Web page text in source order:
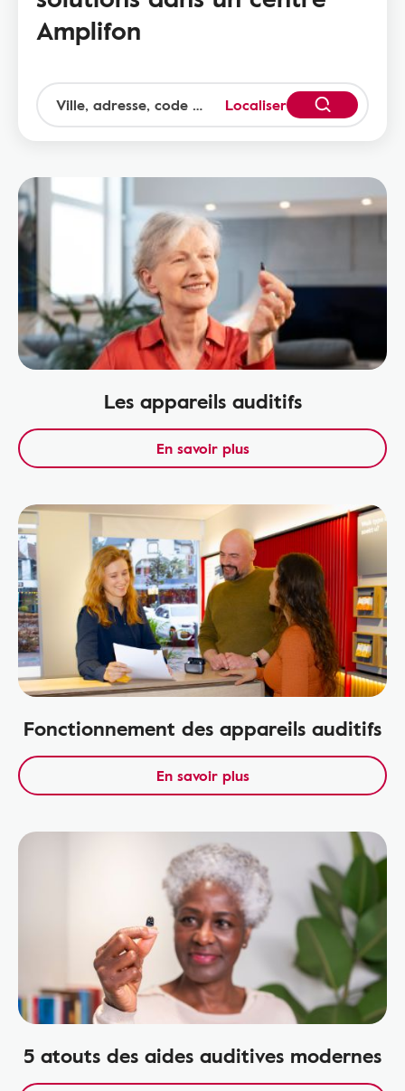
Amplifon
Localiser
Les appareils auditifs
En savoir plus
Fonctionnement des appareils auditifs
En savoir plus
5 atouts des aides auditives modernes